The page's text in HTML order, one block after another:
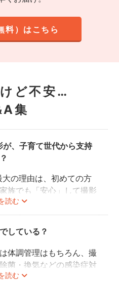
料）はこちら
ど不安…
集
、子育て世代から支持
読む
の理由は、初めての方
族でも「安心」して撮影
ることです。
た、赤ちゃん・子どもの
パ・ママ世代のカメラマ
。
でも指名料は一切ござい
い料金体系も人気のポイ
している？
読む
体調管理はもちろん、撮
菌・換気などの感染症対
努めます。